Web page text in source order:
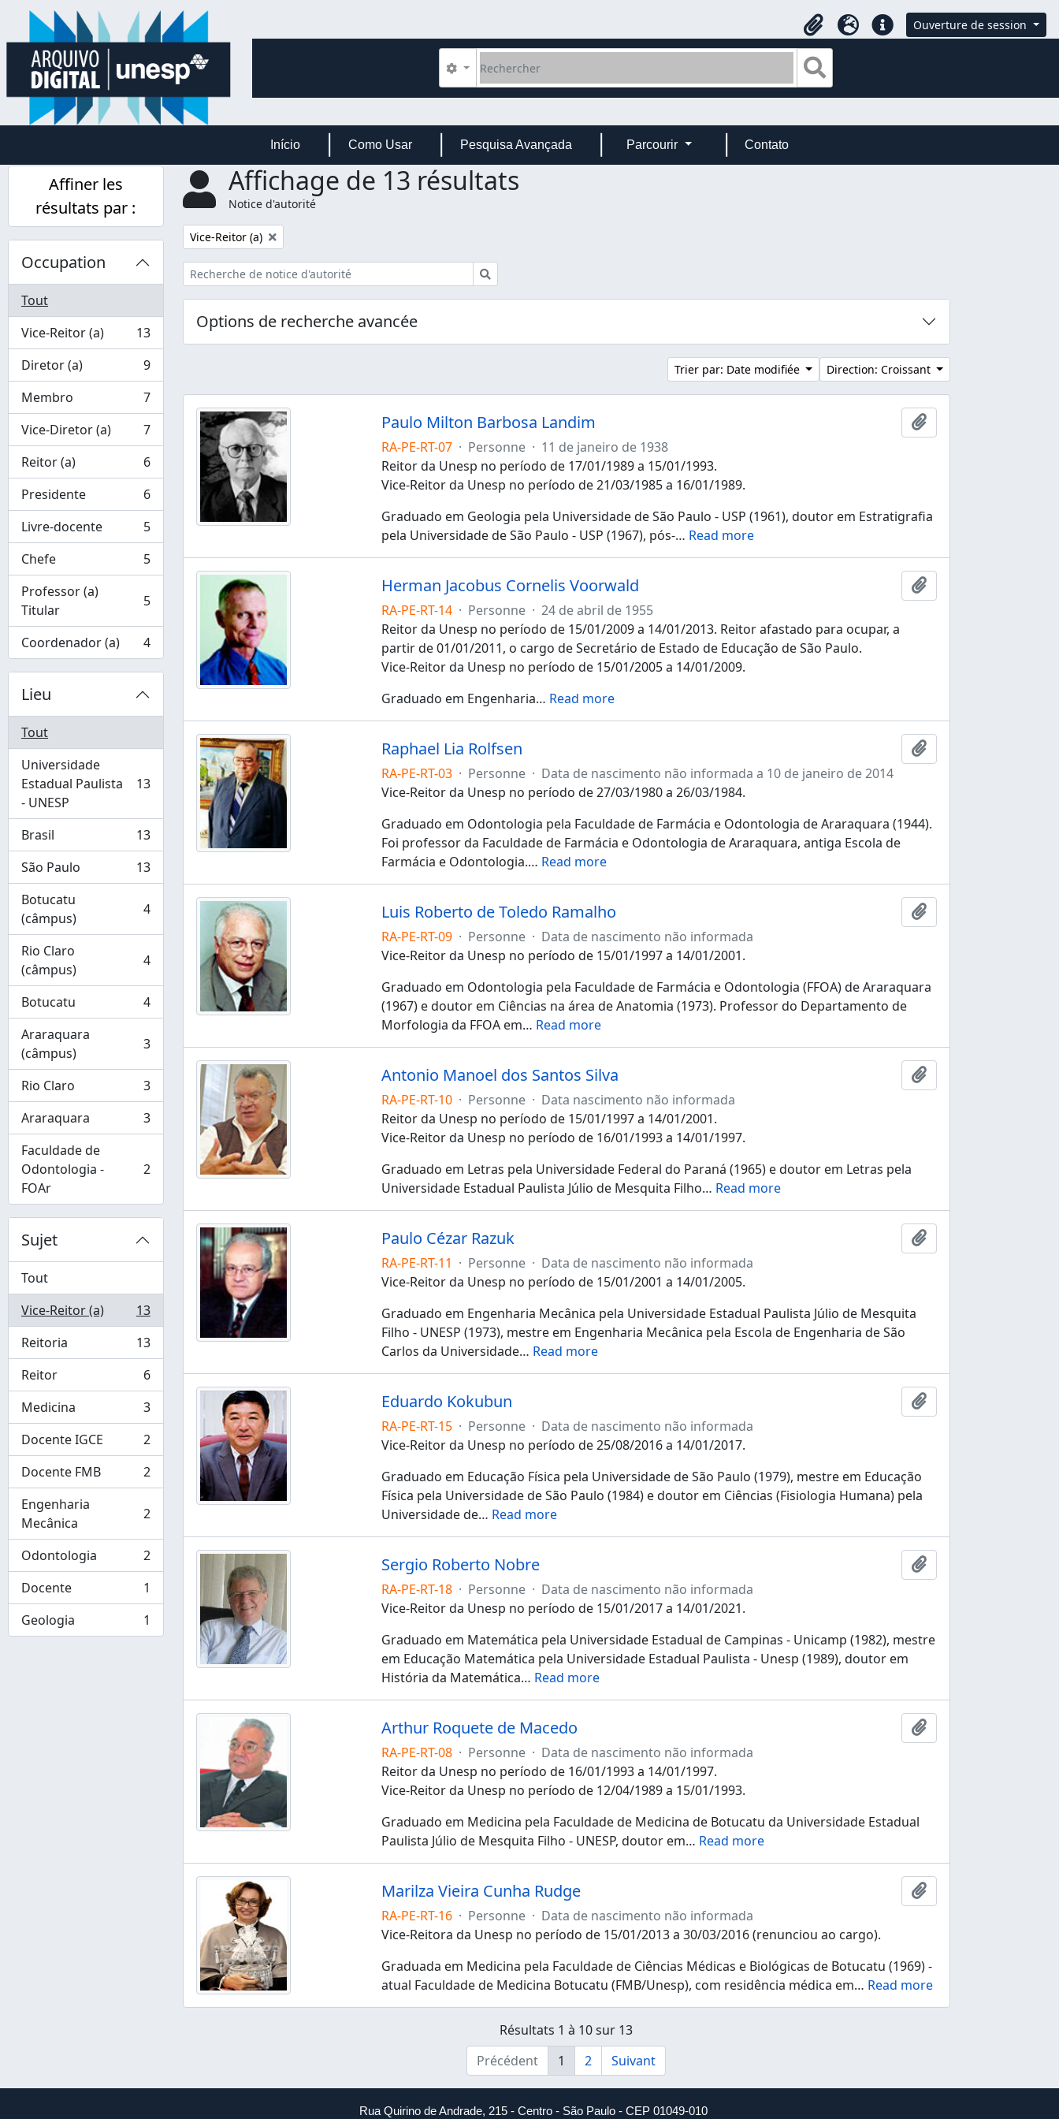
Skip to main content
Presse-papier
LangueLiens rapidesOuverture de session
Rechercher
Search options
Início Como Usar Pesquisa Avançada Parcourir Contato
Affiner les
résultats par :
Occupation
Tout
Vice-Reitor (a)
, 13 résultats
13
Diretor (a)
, 9 résultats
9
Membro
, 7 résultats
7
Vice-Diretor (a)
, 7 résultats
7
Reitor (a)
, 6 résultats
6
Presidente
, 6 résultats
6
Livre-docente
, 5 résultats
5
Chefe
, 5 résultats
5
Professor (a)
Titular
, 5 résultats 5
Coordenador (a)
, 4 résultats 4
Lieu
Tout
Universidade
Estadual Paulista
- UNESP
, 13 résultats 13
Brasil
, 13 résultats
13
São Paulo
, 13 résultats
13
Botucatu
(câmpus)
, 4 résultats 4
Rio Claro
(câmpus)
, 4 résultats 4
Botucatu
, 4 résultats
4
Araraquara
(câmpus)
, 3 résultats 3
Rio Claro
, 3 résultats
3
Araraquara
, 3 résultats
3
Faculdade de
Odontologia -
FOAr
, 2 résultats 2
Sujet
Tout
Vice-Reitor (a)
, 13 résultats
13
Reitoria
, 13 résultats
13
Reitor
, 6 résultats
6
Medicina
, 3 résultats
3
Docente IGCE
, 2 résultats
2
Docente FMB
, 2 résultats
2
Engenharia
Mecânica
, 2 résultats 2
Odontologia
, 2 résultats
2
Docente
, 1 résultats
1
Geologia
, 1 résultats 1
Affichage de 13 résultats
Notice d'autorité
Remove filter:
Vice-Reitor (a)
Rechercher
Options de recherche avancée
Trier par: Date modifiée Direction: Croissant
Paulo Milton Barbosa Landim
Ajouter au presse-
RA-PE-RT-07 · Personne · 11 de janeiro de 1938
Reitor da Unesp no período de 17/01/1989 a 15/01/1993.
Vice-Reitor da Unesp no período de 21/03/1985 a 16/01/1989.
Graduado em Geologia pela Universidade de São Paulo - USP (1961), doutor em Estratigrafia
pela Universidade de São Paulo - USP (1967), pós-… Read more
Herman Jacobus Cornelis Voorwald
Ajouter au presse-
RA-PE-RT-14 · Personne · 24 de abril de 1955
Reitor da Unesp no período de 15/01/2009 a 14/01/2013. Reitor afastado para ocupar, a
partir de 01/01/2011, o cargo de Secretário de Estado de Educação de São Paulo.
Vice-Reitor da Unesp no período de 15/01/2005 a 14/01/2009.
Graduado em Engenharia… Read more
Raphael Lia Rolfsen
Ajouter au presse-
RA-PE-RT-03 · Personne · Data de nascimento não informada a 10 de janeiro de 2014
Vice-Reitor da Unesp no período de 27/03/1980 a 26/03/1984.
Graduado em Odontologia pela Faculdade de Farmácia e Odontologia de Araraquara (1944).
Foi professor da Faculdade de Farmácia e Odontologia de Araraquara, antiga Escola de
Farmácia e Odontologia.… Read more
Luis Roberto de Toledo Ramalho
Ajouter au presse-
RA-PE-RT-09 · Personne · Data de nascimento não informada
Vice-Reitor da Unesp no período de 15/01/1997 a 14/01/2001.
Graduado em Odontologia pela Faculdade de Farmácia e Odontologia (FFOA) de Araraquara
(1967) e doutor em Ciências na área de Anatomia (1973). Professor do Departamento de
Morfologia da FFOA em… Read more
Antonio Manoel dos Santos Silva
Ajouter au presse-
RA-PE-RT-10 · Personne · Data nascimento não informada
Reitor da Unesp no período de 15/01/1997 a 14/01/2001.
Vice-Reitor da Unesp no período de 16/01/1993 a 14/01/1997.
Graduado em Letras pela Universidade Federal do Paraná (1965) e doutor em Letras pela
Universidade Estadual Paulista Júlio de Mesquita Filho… Read more
Paulo Cézar Razuk
Ajouter au presse-
RA-PE-RT-11 · Personne · Data de nascimento não informada
Vice-Reitor da Unesp no período de 15/01/2001 a 14/01/2005.
Graduado em Engenharia Mecânica pela Universidade Estadual Paulista Júlio de Mesquita
Filho - UNESP (1973), mestre em Engenharia Mecânica pela Escola de Engenharia de São
Carlos da Universidade… Read more
Eduardo Kokubun
Ajouter au presse-
RA-PE-RT-15 · Personne · Data de nascimento não informada
Vice-Reitor da Unesp no período de 25/08/2016 a 14/01/2017.
Graduado em Educação Física pela Universidade de São Paulo (1979), mestre em Educação
Física pela Universidade de São Paulo (1984) e doutor em Ciências (Fisiologia Humana) pela
Universidade de… Read more
Sergio Roberto Nobre
Ajouter au presse-
RA-PE-RT-18 · Personne · Data de nascimento não informada
Vice-Reitor da Unesp no período de 15/01/2017 a 14/01/2021.
Graduado em Matemática pela Universidade Estadual de Campinas - Unicamp (1982), mestre
em Educação Matemática pela Universidade Estadual Paulista - Unesp (1989), doutor em
História da Matemática… Read more
Arthur Roquete de Macedo
Ajouter au presse-
RA-PE-RT-08 · Personne · Data de nascimento não informada
Reitor da Unesp no período de 16/01/1993 a 14/01/1997.
Vice-Reitor da Unesp no período de 12/04/1989 a 15/01/1993.
Graduado em Medicina pela Faculdade de Medicina de Botucatu da Universidade Estadual
Paulista Júlio de Mesquita Filho - UNESP, doutor em… Read more
Marilza Vieira Cunha Rudge
Ajouter au presse-
RA-PE-RT-16 · Personne · Data de nascimento não informada
Vice-Reitora da Unesp no período de 15/01/2013 a 30/03/2016 (renunciou ao cargo).
Graduada em Medicina pela Faculdade de Ciências Médicas e Biológicas de Botucatu (1969) -
atual Faculdade de Medicina Botucatu (FMB/Unesp), com residência médica em… Read more
Résultats 1 à 10 sur 13
Précédent
1 2 Suivant
Rua Quirino de Andrade, 215 - Centro - São Paulo - CEP 01049-010